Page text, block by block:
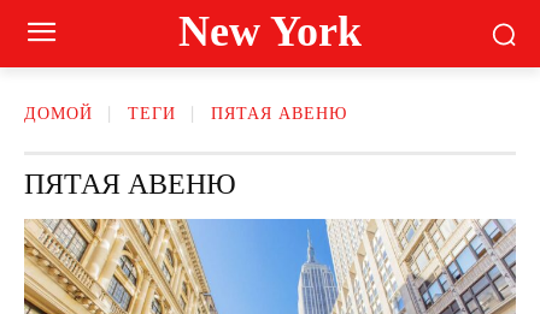
New York
ДОМОЙ ТЕГИ ПЯТАЯ АВЕНЮ
ПЯТАЯ АВЕНЮ